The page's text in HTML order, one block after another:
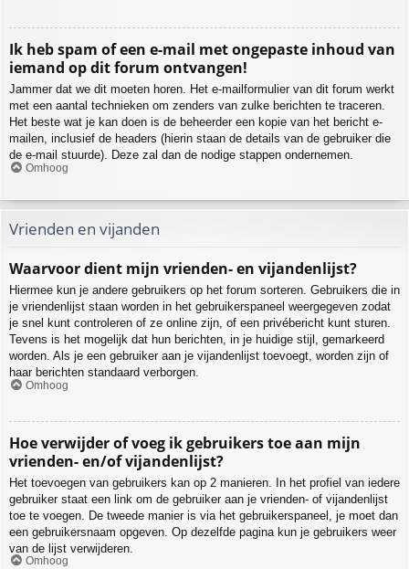
Ik heb spam of een e-mail met ongepaste inhoud van
iemand op dit forum ontvangen!
Jammer dat we dit moeten horen. Het e-mailformulier van dit forum werkt
met een aantal technieken om zenders van zulke berichten te traceren.
Het beste wat je kan doen is de beheerder een kopie van het bericht e-
mailen, inclusief de headers (hierin staan de details van de gebruiker die
de e-mail stuurde). Deze zal dan de nodige stappen ondernemen.
Omhoog
Vrienden en vijanden
Waarvoor dient mijn vrienden- en vijandenlijst?
Hiermee kun je andere gebruikers op het forum sorteren. Gebruikers die in
je vriendenlijst staan worden in het gebruikerspaneel weergegeven zodat
je snel kunt controleren of ze online zijn, of een privébericht kunt sturen.
Tevens is het mogelijk dat hun berichten, in je huidige stijl, gemarkeerd
worden. Als je een gebruiker aan je vijandenlijst toevoegt, worden zijn of
haar berichten standaard verborgen.
Omhoog
Hoe verwijder of voeg ik gebruikers toe aan mijn
vrienden- en/of vijandenlijst?
Het toevoegen van gebruikers kan op 2 manieren. In het profiel van iedere
gebruiker staat een link om de gebruiker aan je vrienden- of vijandenlijst
toe te voegen. De tweede manier is via het gebruikerspaneel, je moet dan
een gebruikersnaam opgeven. Op dezelfde pagina kun je gebruikers weer
van de lijst verwijderen.
Omhoog